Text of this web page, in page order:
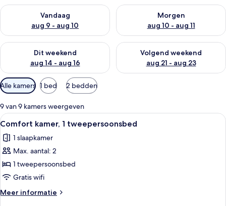
Vandaag
aug 9 - aug 10
De beschikbaarheid controleren voor vanavond aug 9 - aug
Morgen
aug 10 - aug 11
De beschikbaarheid
Dit weekend
aug 14 - aug 16
De beschikbaarheid controleren voor dit weekend aug 14 -
Volgend weekend
aug 21 - aug 23
De beschikbaarheid
Beschikbare
filters
voor
kamers
Alle kamers 1 bed 2 bedden
9 van 9 kamers weergeven
Alle
foto's
voor
Comfort
kamer,
1
tweepersoonsbed
laden
Hotelkamer met een groot bed, een
10
Comfort kamer, 1 tweepersoonsbed
1 slaapkamer
Max. aantal: 2
1 tweepersoonsbed
Gratis wifi
Meer informatie
Meer